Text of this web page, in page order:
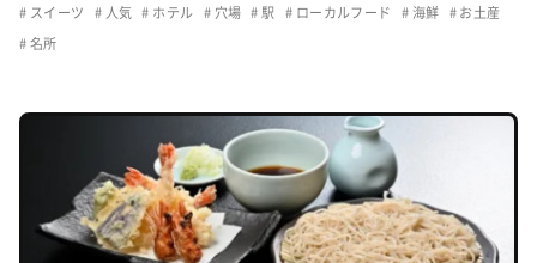
スイーツ 人気 ホテル 穴場 駅 ローカルフード 海鮮 お土産
名所